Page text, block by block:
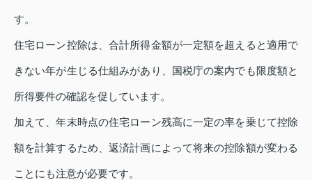
す。
住宅ローン控除は、合計所得金額が一定額を超えると適用で
きない年が生じる仕組みがあり、国税庁の案内でも限度額と
所得要件の確認を促しています。
加えて、年末時点の住宅ローン残高に一定の率を乗じて控除
額を計算するため、返済計画によって将来の控除額が変わる
ことにも注意が必要です。